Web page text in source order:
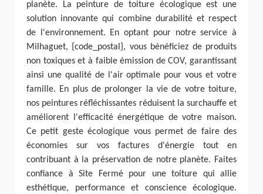
planète. La peinture de toiture écologique est une
solution innovante qui combine durabilité et respect
de l'environnement. En optant pour notre service à
Milhaguet, {code_postal}, vous bénéficiez de produits
non toxiques et à faible émission de COV, garantissant
ainsi une qualité de l'air optimale pour vous et votre
famille. En plus de prolonger la vie de votre toiture,
nos peintures réfléchissantes réduisent la surchauffe et
améliorent l'efficacité énergétique de votre maison.
Ce petit geste écologique vous permet de faire des
économies sur vos factures d'énergie tout en
contribuant à la préservation de notre planète. Faites
confiance à Site Fermé pour une toiture qui allie
esthétique, performance et conscience écologique.